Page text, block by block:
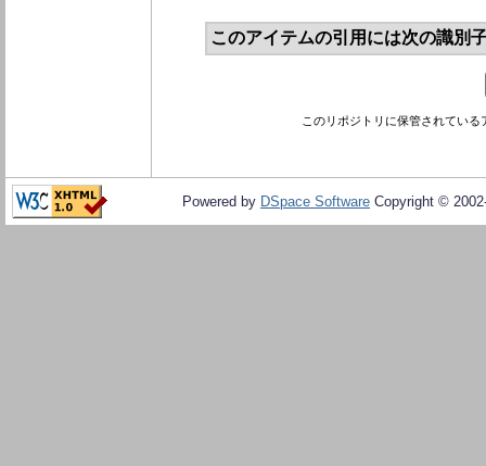
このアイテムの引用には次の識別
このリポジトリに保管されてい
Powered by DSpace Software Copyright ©